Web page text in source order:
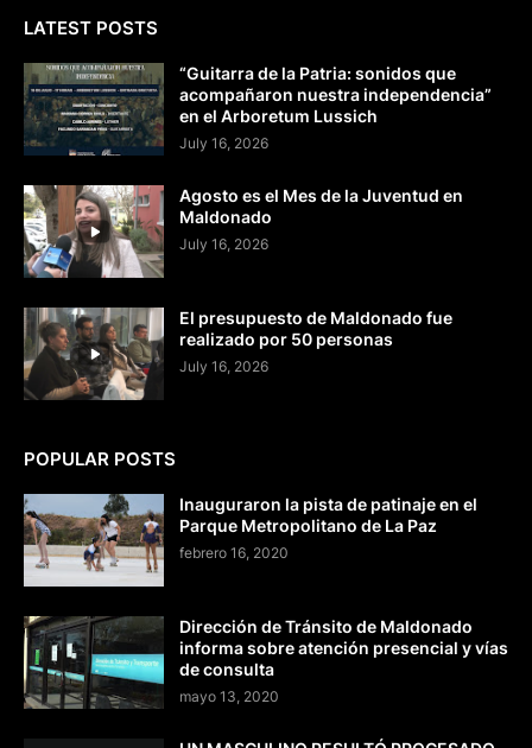
LATEST POSTS
“Guitarra de la Patria: sonidos que
acompañaron nuestra independencia”
en el Arboretum Lussich
July 16, 2026
Agosto es el Mes de la Juventud en
Maldonado
July 16, 2026
El presupuesto de Maldonado fue
realizado por 50 personas
July 16, 2026
POPULAR POSTS
Inauguraron la pista de patinaje en el
Parque Metropolitano de La Paz
febrero 16, 2020
Dirección de Tránsito de Maldonado
informa sobre atención presencial y vías
de consulta
mayo 13, 2020